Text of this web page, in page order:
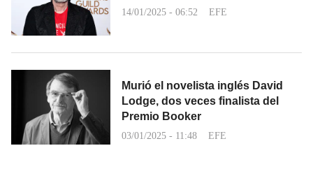
14/01/2025 - 06:52 EFE
Murió el novelista inglés David
Lodge, dos veces finalista del
Premio Booker
03/01/2025 - 11:48 EFE